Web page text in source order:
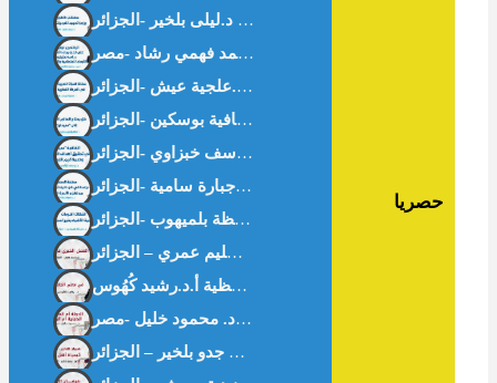
حصريا
في معنى الحافظية أ.د.رشيد كُهُوس